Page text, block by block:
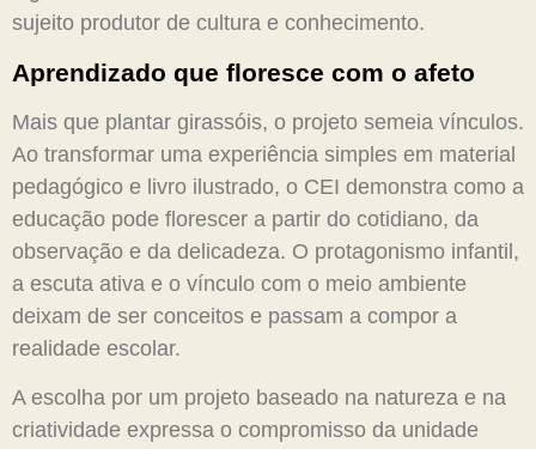
sujeito produtor de cultura e conhecimento.
Aprendizado que floresce com o afeto
Mais que plantar girassóis, o projeto semeia vínculos.
Ao transformar uma experiência simples em material
pedagógico e livro ilustrado, o CEI demonstra como a
educação pode florescer a partir do cotidiano, da
observação e da delicadeza. O protagonismo infantil,
a escuta ativa e o vínculo com o meio ambiente
deixam de ser conceitos e passam a compor a
realidade escolar.
A escolha por um projeto baseado na natureza e na
criatividade expressa o compromisso da unidade